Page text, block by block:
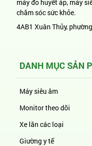
máy đo huyết áp, máy
chăm sóc sức khỏe.
4AB1 Xuân Thủy,
DANH MỤC SẢN
Máy siêu âm
Monitor theo dõi
Xe lăn các loại
Giường y tế